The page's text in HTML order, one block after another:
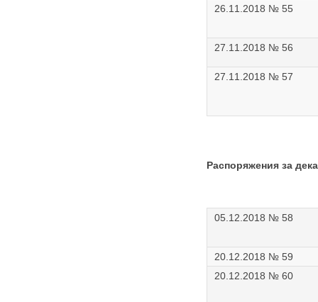
26.11.2018 № 55
27.11.2018 № 56
27.11.2018 № 57
Распоряжения за
05.12.2018 № 58
20.12.2018 № 59
20.12.2018 № 60